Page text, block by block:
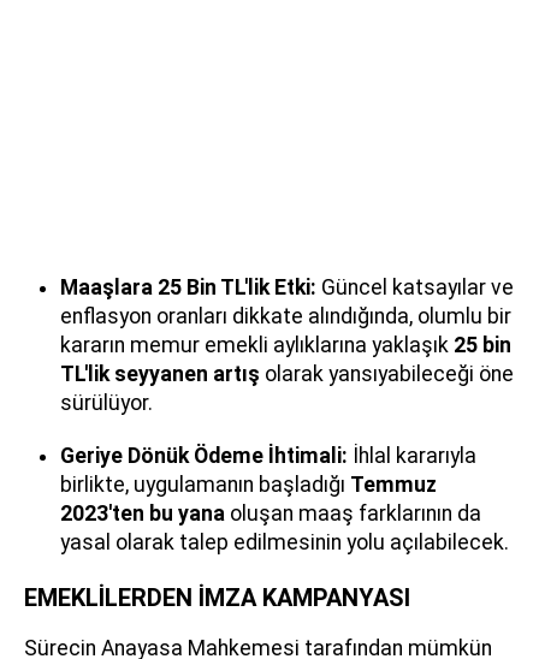
Maaşlara 25 Bin TL'lik Etki: Güncel katsayılar ve
enflasyon oranları dikkate alındığında, olumlu bir
kararın memur emekli aylıklarına yaklaşık 25 bin
TL'lik seyyanen artış olarak yansıyabileceği öne
sürülüyor.
Geriye Dönük Ödeme İhtimali: İhlal kararıyla
birlikte, uygulamanın başladığı Temmuz
2023'ten bu yana oluşan maaş farklarının da
yasal olarak talep edilmesinin yolu açılabilecek.
EMEKLİLERDEN İMZA KAMPANYASI
Sürecin Anayasa Mahkemesi tarafından mümkün